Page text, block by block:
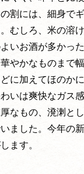
割には、細身で
むしろ、米の溶
いお酒が多かっ
やかなものまで
に加えてほのか
いは爽快なガス
なもの、溌溂と
ました。今年の
ます。